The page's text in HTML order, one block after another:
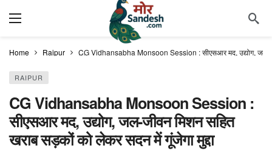
Home Raipur CG Vidhansabha Monsoon Session : सीएसआर मद, उद्योग, जल-
RAIPUR
CG Vidhansabha Monsoon Session :
सीएसआर मद, उद्योग, जल-जीवन मिशन सहित
खराब सड़कों को लेकर सदन में गूंजेगा मुद्दा